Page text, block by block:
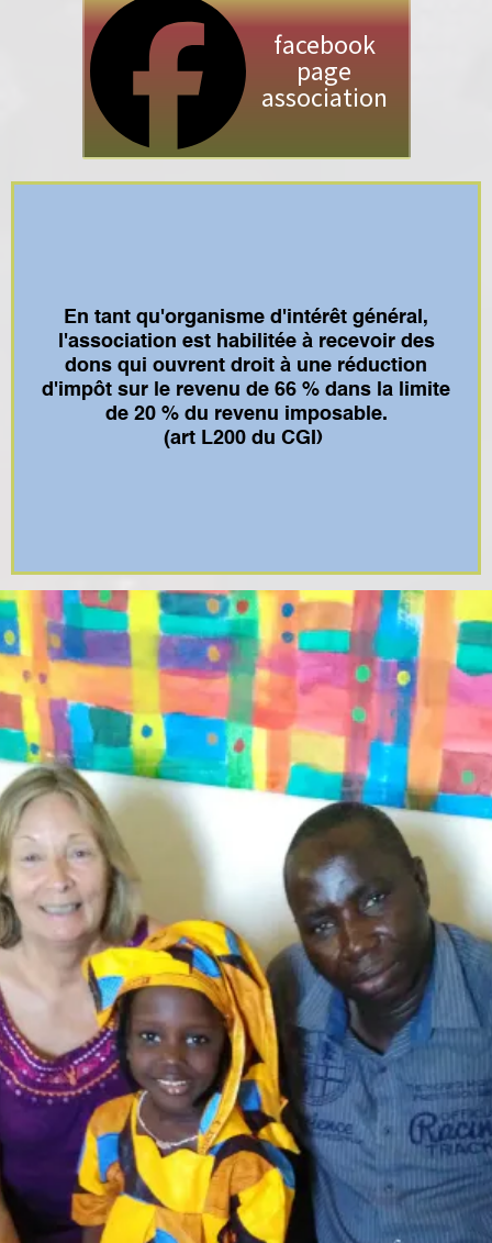
facebook
page
association
En tant qu'organisme d'intérêt général,
l'association est habilitée à recevoir des
dons qui ouvrent droit à une réduction
d'impôt sur le revenu de 66 % dans la limite
de 20 % du revenu imposable.
(art L200 du CGI)